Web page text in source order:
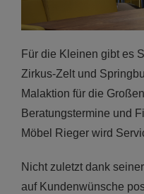
Für die Kleinen gibt es
Zirkus-Zelt und
Malaktion für die
Beratungstermine und
Möbel Rieger wird
Nicht zuletzt dank
auf Kundenwünsche